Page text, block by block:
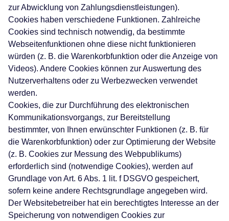
zur Abwicklung von Zahlungsdienstleistungen).
Cookies haben verschiedene Funktionen. Zahlreiche
Cookies sind technisch notwendig, da bestimmte
Webseitenfunktionen ohne diese nicht funktionieren
würden (z. B. die Warenkorbfunktion oder die Anzeige von
Videos). Andere Cookies können zur Auswertung des
Nutzerverhaltens oder zu Werbezwecken verwendet
werden.
Cookies, die zur Durchführung des elektronischen
Kommunikationsvorgangs, zur Bereitstellung
bestimmter, von Ihnen erwünschter Funktionen (z. B. für
die Warenkorbfunktion) oder zur Optimierung der Website
(z. B. Cookies zur Messung des Webpublikums)
erforderlich sind (notwendige Cookies), werden auf
Grundlage von Art. 6 Abs. 1 lit. f DSGVO gespeichert,
sofern keine andere Rechtsgrundlage angegeben wird.
Der Websitebetreiber hat ein berechtigtes Interesse an der
Speicherung von notwendigen Cookies zur